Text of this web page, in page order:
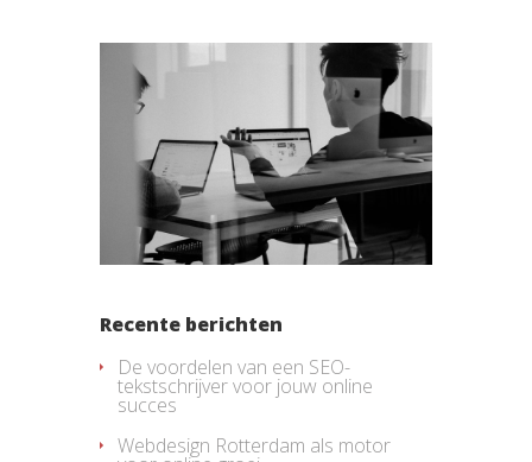
Recente berichten
De voordelen van een SEO-
tekstschrijver voor jouw online
succes
Webdesign Rotterdam als motor